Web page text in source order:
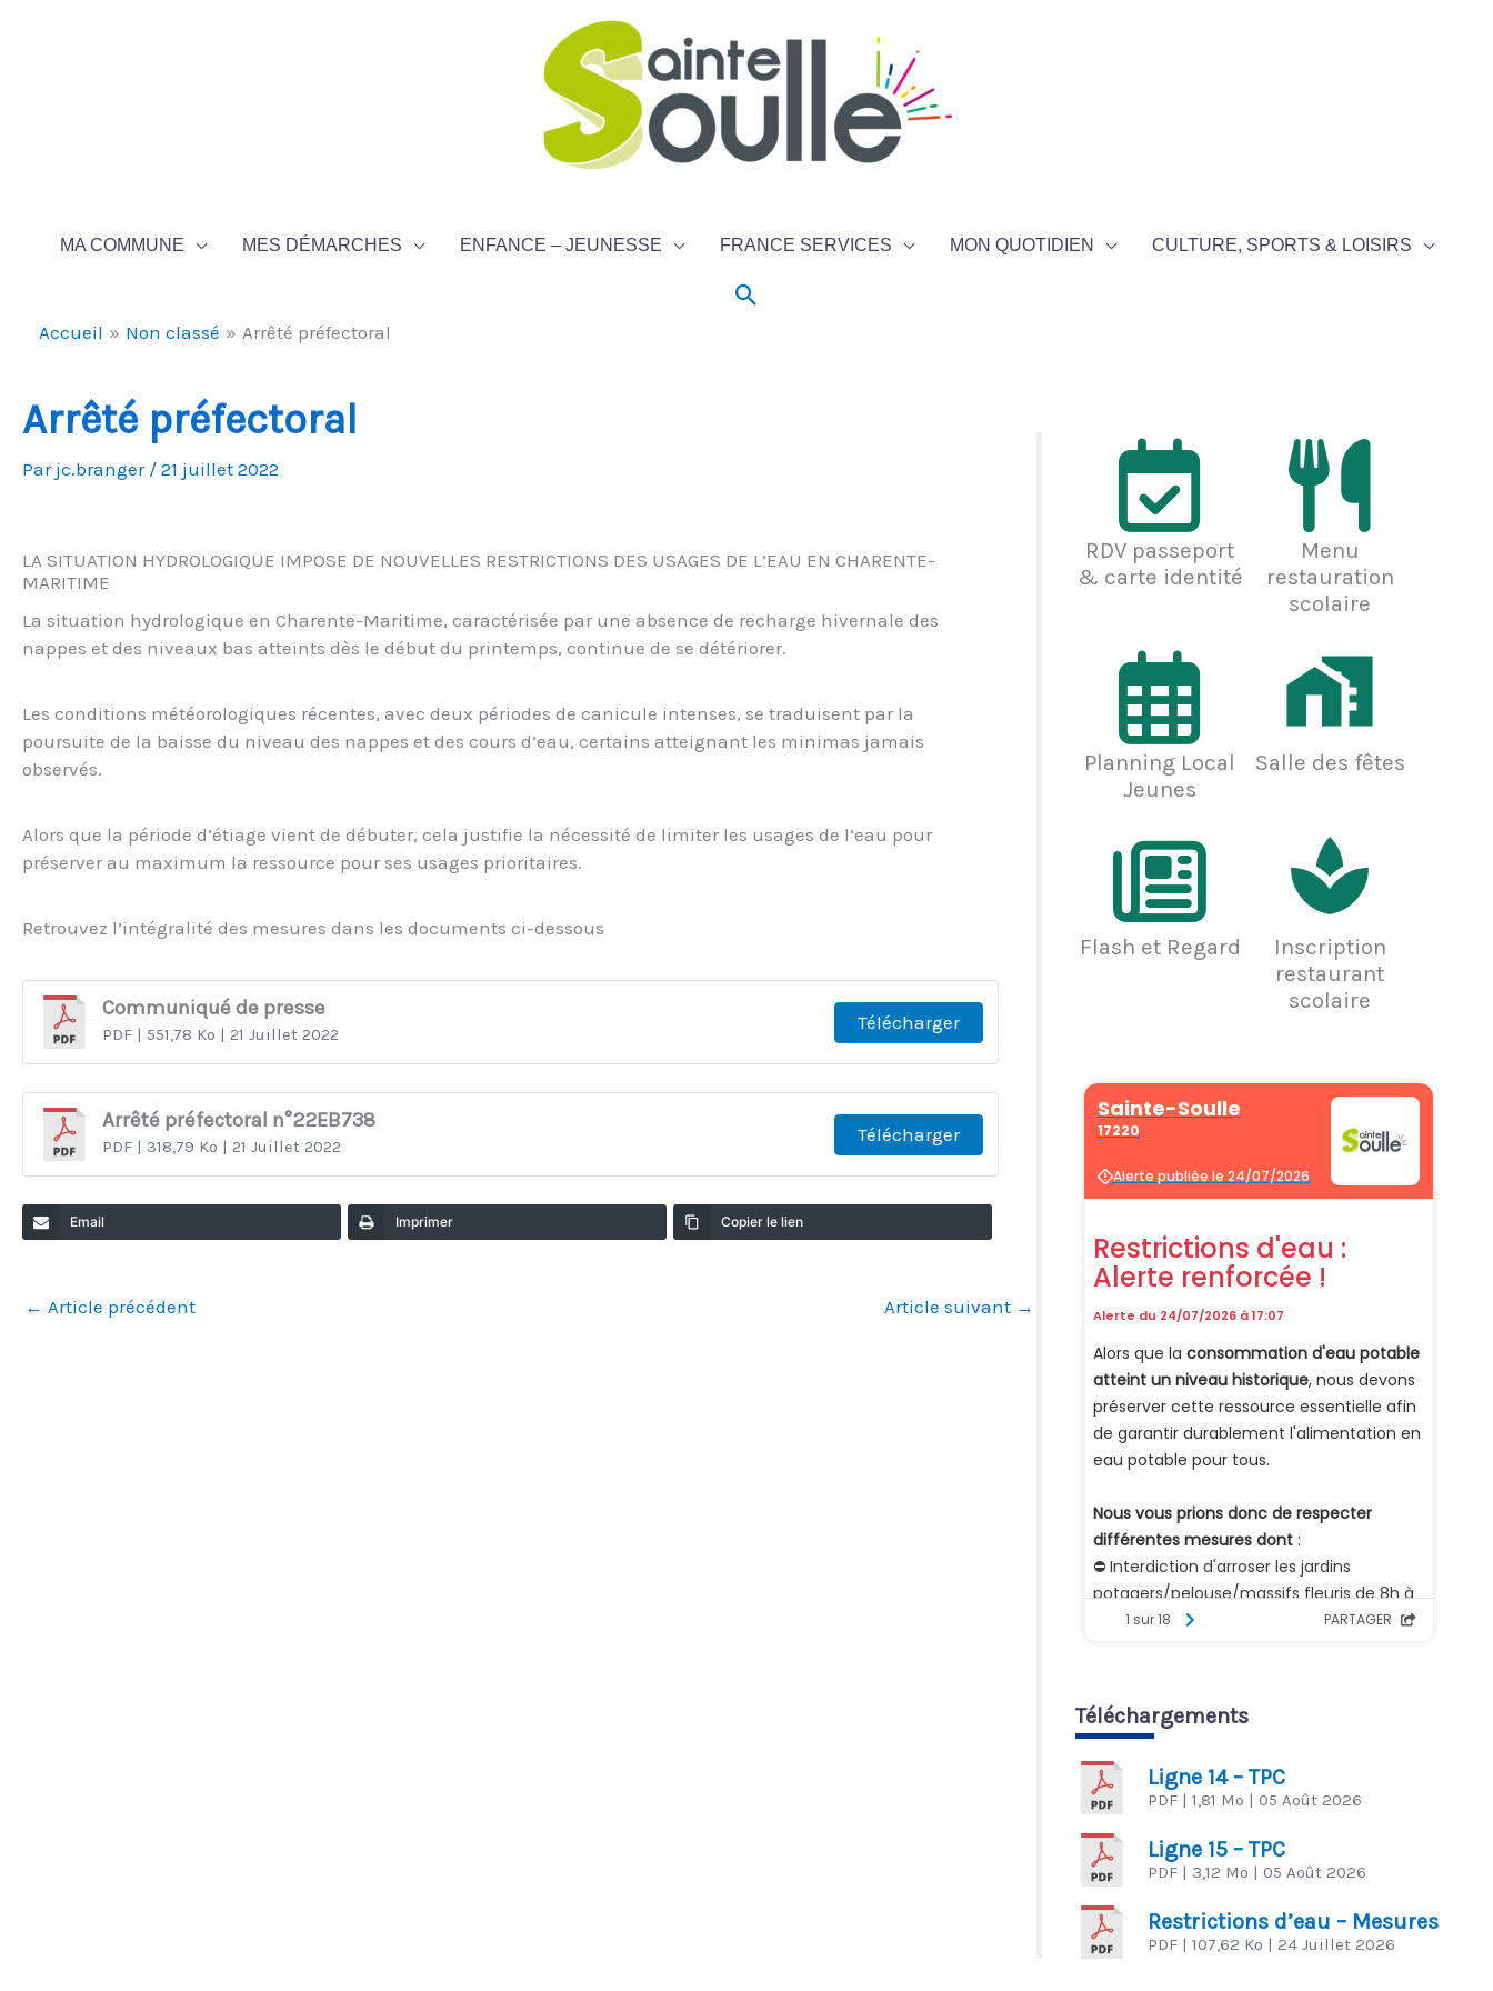
MA COMMUNE MES DÉMARCHES ENFANCE – JEUNESSE FRANCE SERVICES MON QUOTIDIEN CULTURE, SPORTS & LOISIRS
Rechercher
Accueil Non classé Arrêté préfectoral
Arrêté préfectoral
Par jc.branger / 21 juillet 2022
LA SITUATION HYDROLOGIQUE IMPOSE DE NOUVELLES RESTRICTIONS DES USAGES DE L’EAU EN CHARENTE-
MARITIME
La situation hydrologique en Charente-Maritime, caractérisée par une absence de recharge hivernale des
nappes et des niveaux bas atteints dès le début du printemps, continue de se détériorer.
Les conditions météorologiques récentes, avec deux périodes de canicule intenses, se traduisent par la
poursuite de la baisse du niveau des nappes et des cours d’eau, certains atteignant les minimas jamais
observés.
Alors que la période d’étiage vient de débuter, cela justifie la nécessité de limiter les usages de l’eau pour
préserver au maximum la ressource pour ses usages prioritaires.
Retrouvez l’intégralité des mesures dans les documents ci-dessous
Communiqué de presse
PDF| 551,78 Ko | 21 Juillet 2022
Télécharger
Arrêté préfectoral n°22EB738
PDF| 318,79 Ko | 21 Juillet 2022
Télécharger
Email Imprimer Copier le lien
← Article précédent Article suivant →
RDV passeport
& carte identité
Menu
restauration
scolaire
Planning Local
Jeunes
Salle des fêtes
Flash et Regard
Inscription
restaurant
scolaire
Téléchargements
Ligne 14 – TPC
PDF| 1,81 Mo | 05 Août 2026
Ligne 15 – TPC
PDF| 3,12 Mo | 05 Août 2026
Restrictions d’eau – Mesures
PDF| 107,62 Ko | 24 Juillet 2026